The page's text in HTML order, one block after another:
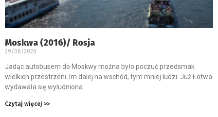
Moskwa (2016)/ Rosja
29/08/2020
Jadąc autobusem do Moskwy można było poczuć przedsmak
wielkich przestrzeni. Im dalej na wschód, tym mniej ludzi. Już Łotwa
wydawała się wyludniona.
Czytaj więcej >>